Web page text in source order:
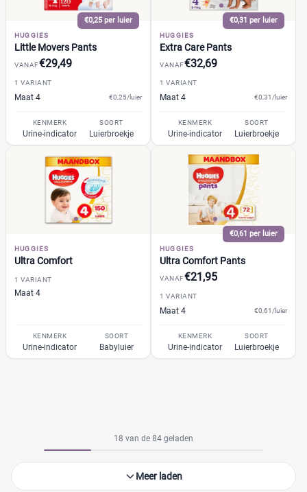
€0,25 per luier
HUGGIES
Little Movers Pants
VANAF€29,49
1 VARIANT
Maat 4 €0,25/luier
KENMERK
Urine-indicator
SOORT
Luierbroekje
€0,31 per luier
HUGGIES
Extra Care Pants
VANAF€32,69
1 VARIANT
Maat 4 €0,31/luier
KENMERK
Urine-indicator
SOORT
Luierbroekje
HUGGIES
Ultra Comfort
1 VARIANT
Maat 4
KENMERK
Urine-indicator
SOORT
Babyluier
€0,61 per luier
HUGGIES
Ultra Comfort Pants
VANAF€21,95
1 VARIANT
Maat 4 €0,61/luier
KENMERK
Urine-indicator
SOORT
Luierbroekje
18 van de 84 geladen
Meer laden